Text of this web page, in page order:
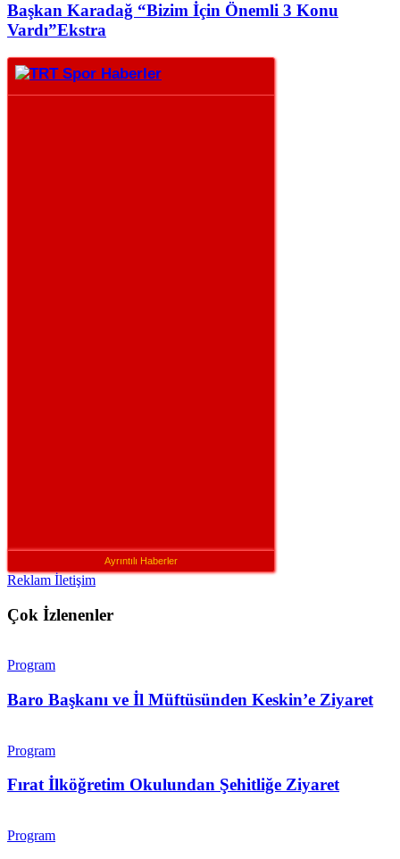
Başkan Karadağ “Bizim İçin Önemli 3 Konu
Vardı”Ekstra
Ayrıntılı Haberler
Reklam İletişim
Çok İzlenenler
Program
Baro Başkanı ve İl Müftüsünden Keskin’e Ziyaret
Program
Fırat İlköğretim Okulundan Şehitliğe Ziyaret
Program